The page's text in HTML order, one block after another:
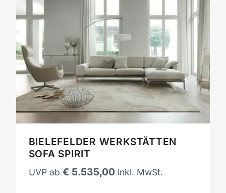
BIELEFELDER WERKSTÄTTEN
SOFA SPIRIT
UVP ab € 5.535,00 inkl. MwSt.